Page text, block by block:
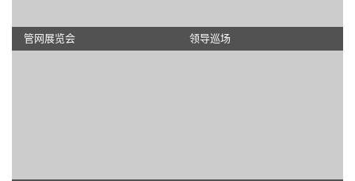
主要围绕非开挖行业发展动态、非开挖管道更新技术及微型顶管工艺等方
面进行研讨，加快城市管道老化更新改造内容进行研讨。
论坛
主要围绕如何加强城市公共安全治理与应急管理能力开展深入探讨,深入
主要围绕城市防洪排涝领域前沿科学问题和关键技术方法展开深入研讨，
旨在科学系统提高城市防洪排涝标准，提升防洪工程等级，推动城市高质
随着新一轮雨污水规划发布，高质量发展已成为排水行业管理的主要目
标、重要任务，排水管网运维高质量发展则成为必不可少的保障，围绕
管网展览会 领导巡场